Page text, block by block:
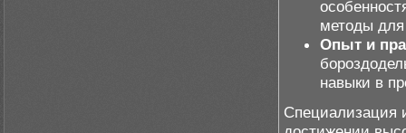
методы
Опыт и
навыки в
Специализация